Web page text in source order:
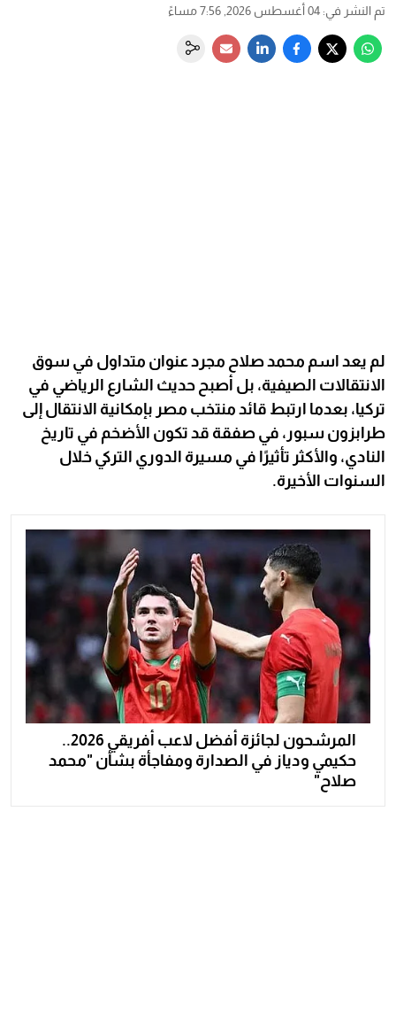
تم النشر في: 04 أغسطس 2026, 7:56 مساءً
لم يعد اسم محمد صلاح مجرد عنوان متداول في سوق
الانتقالات الصيفية، بل أصبح حديث الشارع الرياضي في
تركيا، بعدما ارتبط قائد منتخب مصر بإمكانية الانتقال إلى
طرابزون سبور، في صفقة قد تكون الأضخم في تاريخ
النادي، والأكثر تأثيرًا في مسيرة الدوري التركي خلال
السنوات الأخيرة.
المرشحون لجائزة أفضل لاعب أفريقي 2026..
حكيمي ودياز في الصدارة ومفاجأة بشأن "محمد
صلاح"